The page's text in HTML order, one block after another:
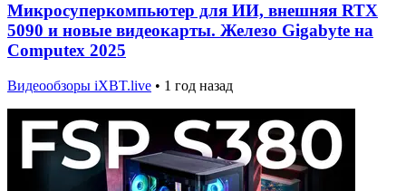
Микросуперкомпьютер для ИИ, внешняя RTX
5090 и новые видеокарты. Железо Gigabyte на
Computex 2025
Видеообзоры iXBT.live • 1 год назад